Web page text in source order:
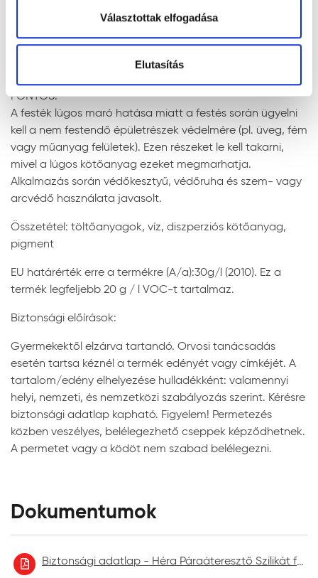
Választottak elfogadása
Elutasítás
Alkalmazási adatok
beltéri falfelületek, kültéri
falfelületek
Javasolt rétegszám: 1
Rétegek közötti száradási idő: 4 óra
Használatba vételi idő: 2 óra
Felhordás módja:
ecsettel, hengerrel,
Javasolt henger típusa:
Javasolt ecset típusa:
Tárolási hőmérséklet:
Tárolási mód:
eredetei csomagolásban,
tűző naptól, fagytól védve
Veszélyességi információk
FONTOS!
A festék lúgos maró hatása miatt a festés során ügyelni
kell a nem festendő épületrészek védelmére (pl. üveg, fém
vagy műanyag felületek). Ezen részeket le kell takarni,
mivel a lúgos kötőanyag ezeket megmarhatja.
Alkalmazás során védőkesztyű, védőruha és szem- vagy
arcvédő használata javasolt.
Összetétel: töltőanyagok, víz, diszperziós kötőanyag,
pigment
EU határérték erre a termékre (A/a):30g/l (2010). Ez a
termék legfeljebb 20 g / l VOC-t tartalmaz.
Biztonsági előírások:
Gyermekektől elzárva tartandó. Orvosi tanácsadás
esetén tartsa kéznél a termék edényét vagy címkéjét. A
tartalom/edény elhelyezése hulladékként: valamennyi
helyi, nemzeti, és nemzetközi szabályozás szerint. Kérésre
biztonsági adatlap kapható. Figyelem! Permetezés
közben veszélyes, belélegezhető cseppek képződhetnek.
A permetet vagy a ködöt nem szabad belélegezni.
Dokumentumok
Biztonsági adatlap - Héra Páraáteresztő Szilikát festék 2023.05.